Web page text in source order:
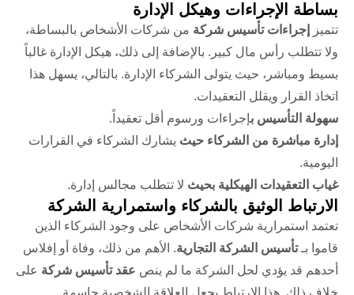
بساطة الإجراءات وهيكل الإدارة
تتميز إجراءات تأسيس شركة من شركات الأشخاص بالبساطة،
ولا تتطلب رأس مال كبير. بالإضافة إلى ذلك، هيكل الإدارة غالباً
بسيط ومباشر، حيث يتولى الشركاء الإدارة. بالتالي، يسهل هذا
اتخاذ القرار ويقلل التعقيدات.
سهولة التأسيس بإجراءات ورسوم أقل تعقيداً.
إدارة مباشرة من الشركاء حيث يشارك الشركاء في القرارات
اليومية.
غياب التعقيدات الهيكلية بحيث لا تتطلب مجالس إدارة.
الارتباط الوثيق بالشركاء واستمرارية الشركة
تعتمد استمرارية شركات الأشخاص على وجود الشركاء الذين
قاموا بـتأسيس الشركة التجارية. الأهم من ذلك، وفاة أو إفلاس
أحدهم قد يؤدي لحل الشركة ما لم ينص عقد تأسيس شركة على
خلاف ذلك. هذا الارتباط يجعل العلاقة الشخصية حاسمة.